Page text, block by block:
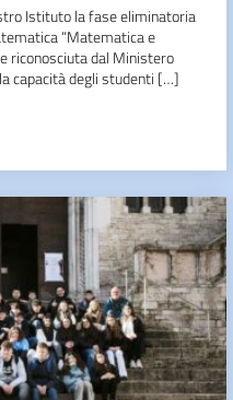
Istituto la fase eliminatoria
“Matematica e
riconosciuta dal Ministero
capacità degli studenti […]